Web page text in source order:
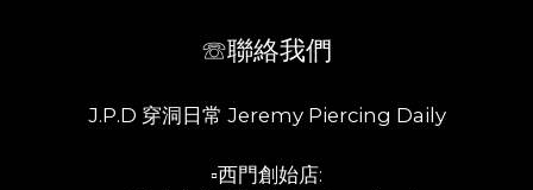
☏聯絡我們
J.P.D 穿洞日常 Jeremy Piercing Daily
▫️西門創始店: